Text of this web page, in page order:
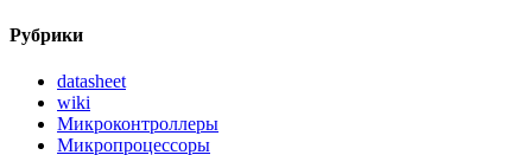
Рубрики
datasheet
wiki
Микроконтроллеры
Микропроцессоры